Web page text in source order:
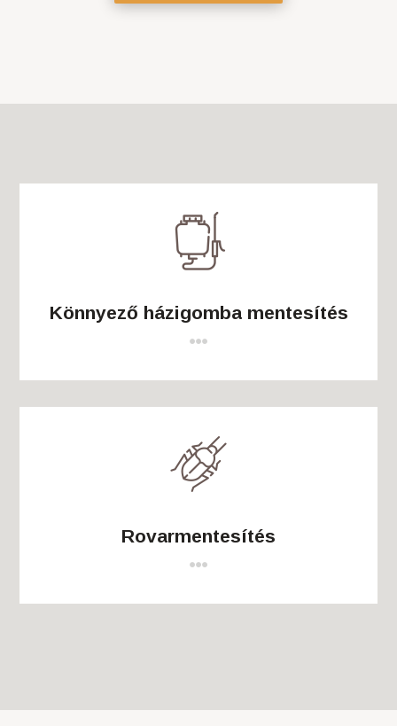
Könnyező házigomba mentesítés

Rovarmentesítés
